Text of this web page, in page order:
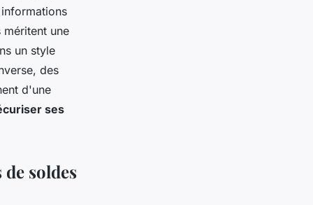
une
un style
des
d'une
ses
soldes